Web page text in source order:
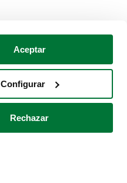
Aceptar
Configurar
Rechazar